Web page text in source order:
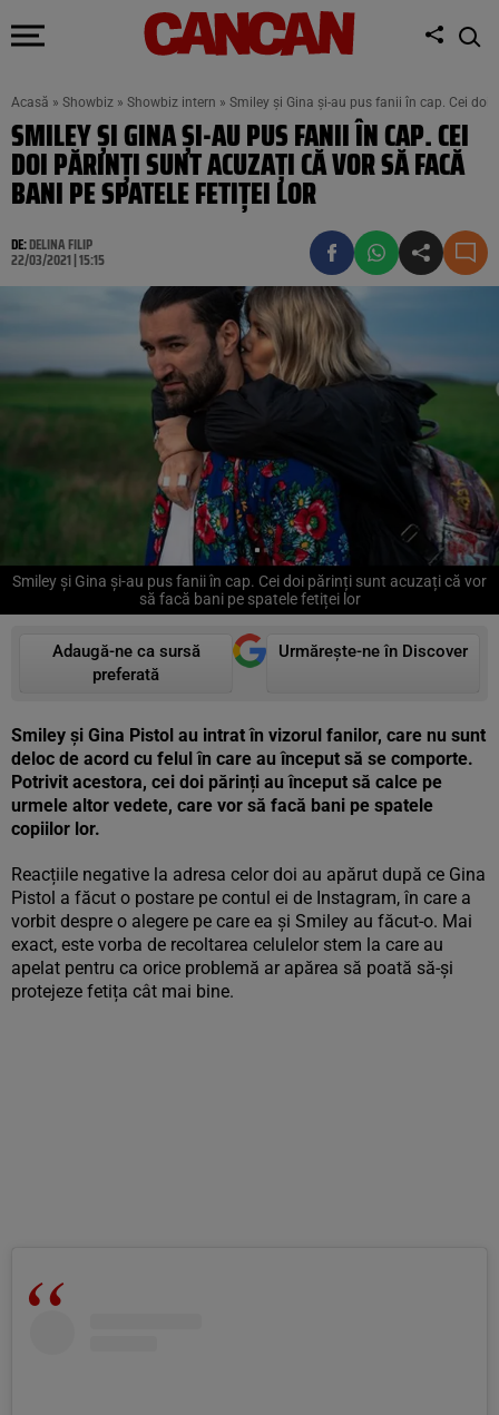
Acasă » Showbiz » Showbiz intern » Smiley și Gina și-au pus fanii în cap. Cei
SMILEY ȘI GINA ȘI-AU PUS FANII ÎN CAP. CEI
DOI PĂRINȚI SUNT ACUZAȚI CĂ VOR SĂ FACĂ
BANI PE SPATELE FETIȚEI LOR
DE:DELINA FILIP
22/03/2021 | 15:15
Smiley și Gina și-au pus fanii în cap. Cei doi părinți sunt acuzați că vor
să facă bani pe spatele fetiței lor
Adaugă-ne ca sursă
preferată
Urmărește-ne în Discover
Smiley și Gina Pistol au intrat în vizorul fanilor, care nu sunt
deloc de acord cu felul în care au început să se comporte.
Potrivit acestora, cei doi părinți au început să calce pe
urmele altor vedete, care vor să facă bani pe spatele
copiilor lor.
Reacțiile negative la adresa celor doi au apărut după ce Gina
Pistol a făcut o postare pe contul ei de Instagram, în care a
vorbit despre o alegere pe care ea și Smiley au făcut-o. Mai
exact, este vorba de recoltarea celulelor stem la care au
apelat pentru ca orice problemă ar apărea să poată să-și
protejeze fetița cât mai bine.